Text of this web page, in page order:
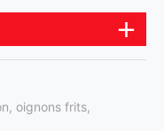
oignons frits,